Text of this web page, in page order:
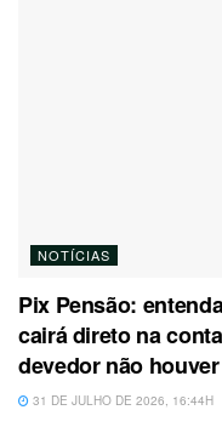
NOTÍCIAS
Pix Pensão:
cairá direto na
devedor não
31 DE JULHO DE 2026, 16:44H